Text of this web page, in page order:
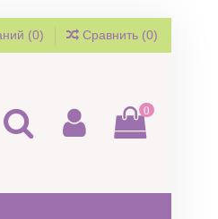
(0) Сравнить (0)
0